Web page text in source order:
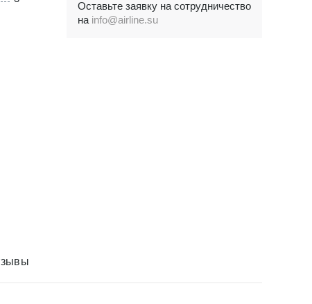
Оставьте заявку на сотрудничество
на info@airline.su